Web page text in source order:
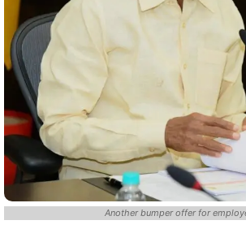
Another bumper offer for